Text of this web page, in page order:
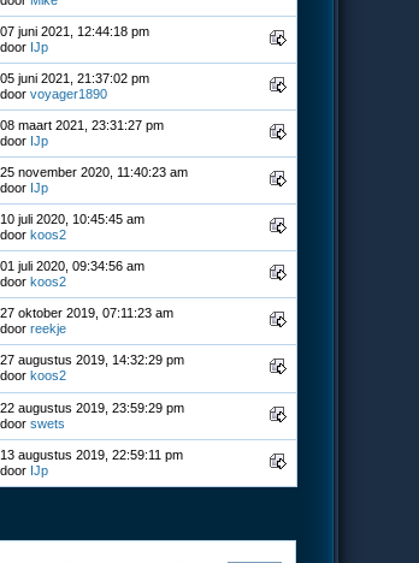
07 juni 2021, 12:44:18 pm
door IJp
05 juni 2021, 21:37:02 pm
doorvoyager1890
08 maart 2021, 23:31:27 pm
door IJp
25 november 2020, 11:40:23 am
door IJp
10 juli 2020, 10:45:45 am
doorkoos2
01 juli 2020, 09:34:56 am
doorkoos2
27 oktober 2019, 07:11:23 am
doorreekje
27 augustus 2019, 14:32:29 pm
doorkoos2
22 augustus 2019, 23:59:29 pm
doorswets
13 augustus 2019, 22:59:11 pm
door IJp